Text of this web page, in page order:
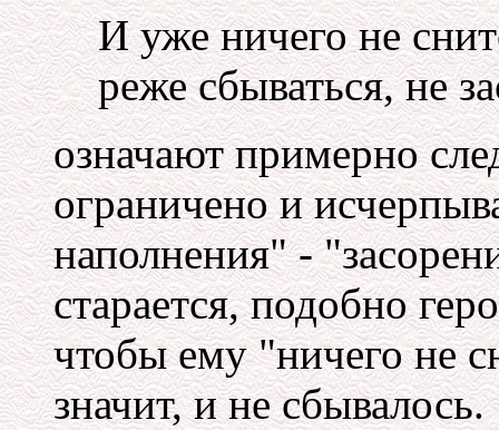
И уже ничего не
реже сбываться, не
означают примерно
ограничено и
наполнения" -
старается, подобно
чтобы ему "ничего не
значит, и не сбывалось.